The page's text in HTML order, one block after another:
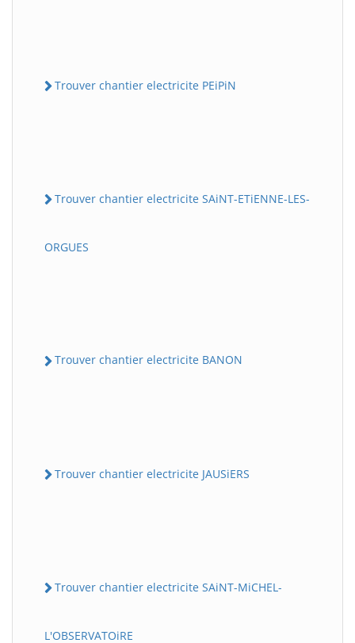
Trouver chantier electricite PEiPiN
Trouver chantier electricite SAiNT-ETiENNE-LES-
ORGUES
Trouver chantier electricite BANON
Trouver chantier electricite JAUSiERS
Trouver chantier electricite SAiNT-MiCHEL-
L'OBSERVATOiRE